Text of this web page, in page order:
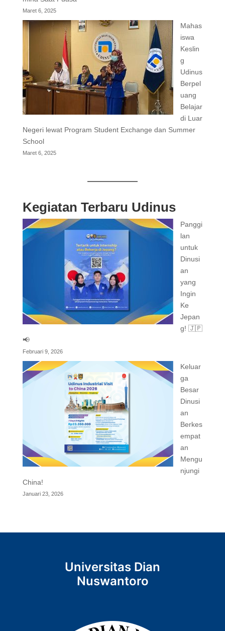
Maret 6, 2025
Mahas
iswa
Keslin
g
Udinus
Berpel
uang
Belajar
di Luar
Negeri lewat Program Student Exchange dan Summer
School
Maret 6, 2025
Kegiatan Terbaru Udinus
Panggi
lan
untuk
Dinusi
an
yang
Ingin
Ke
Jepan
g! 🇯🇵
📢
Februari 9, 2026
Keluar
ga
Besar
Dinusi
an
Berkes
empat
an
Mengu
njungi
China!
Januari 23, 2026
Universitas Dian
Nuswantoro